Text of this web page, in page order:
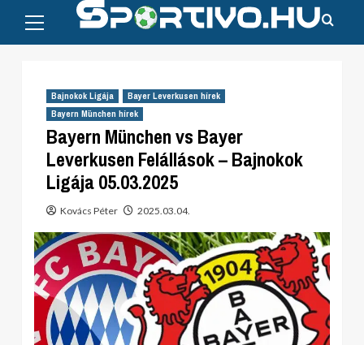
content
Menu
Bajnokok Ligája
Bayer Leverkusen hírek
Bayern München hírek
Bayern München vs Bayer
Leverkusen Felállások – Bajnokok
Ligája 05.03.2025
Kovács Péter 2025.03.04.